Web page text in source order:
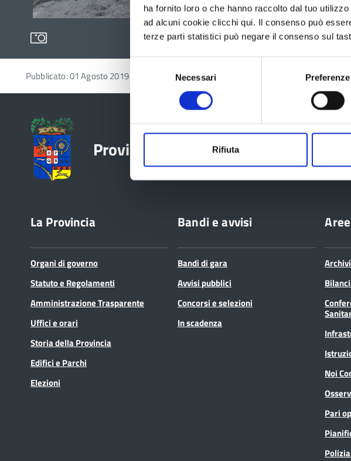
ha fornito loro o che hanno raccolto dal tuo
ad alcuni cookie clicchi qui. Il consenso può
terze parti statistici può negare il consenso sul
consenso
Necessari Preferenze
Rifiuta
Pubblicato: 01 Agosto 2019
Provincia di Reggio Emilia
La Provincia
Organi di governo
Statuto e Regolamenti
Amministrazione Trasparente
Uffici e orari
Storia della Provincia
Edifici e Parchi
Elezioni
Bandi e avvisi
Bandi di gara
Avvisi pubblici
Concorsi e selezioni
In scadenza
Noi
Pari